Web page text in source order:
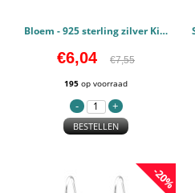
Bloem - 925 sterling zilver Kinderoorbellen PCJW42193
€6,04 €7,55
195 op voorraad
BESTELLEN
-20%